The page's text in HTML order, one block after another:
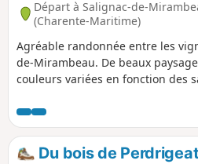
Départ à Salignac-de-
(Charente-Maritime)
Agréable randonnée entre les
de-Mirambeau. De beaux
couleurs variées en fonction des
Du bois de